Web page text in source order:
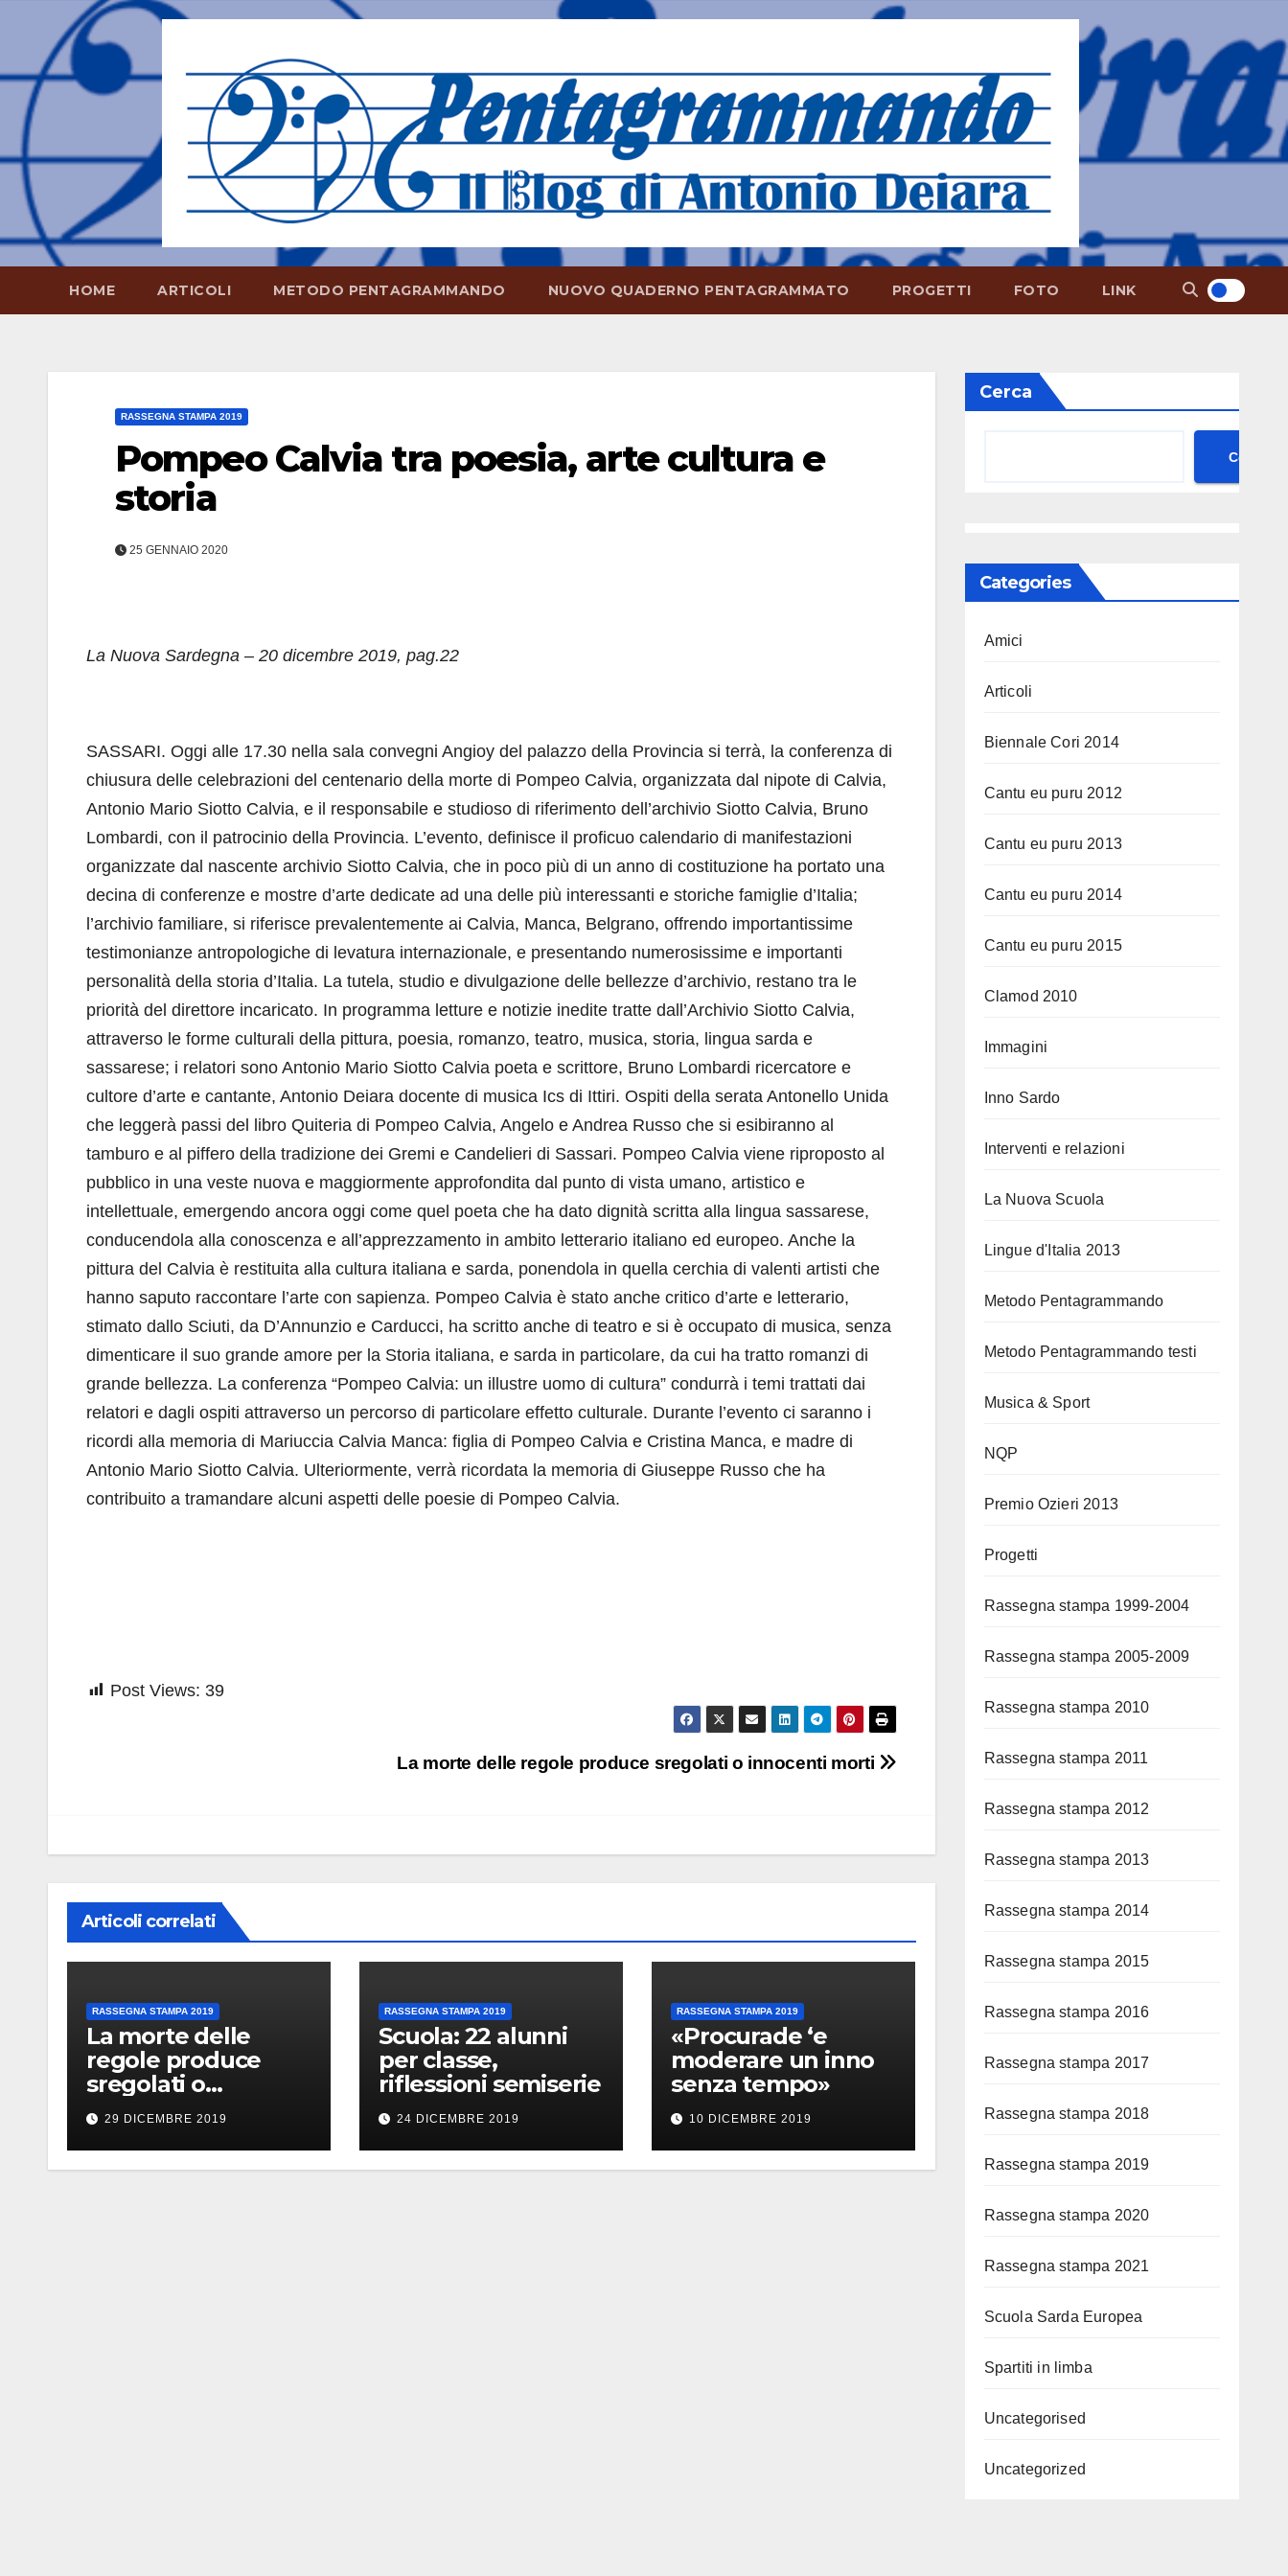
contenuto
HOME ARTICOLI METODO PENTAGRAMMANDO NUOVO QUADERNO PENTAGRAMMATO PROGETTI FOTO LINK
RASSEGNA STAMPA 2019
Pompeo Calvia tra poesia, arte cultura e
storia
25 GENNAIO 2020
La Nuova Sardegna – 20 dicembre 2019, pag.22
SASSARI. Oggi alle 17.30 nella sala convegni Angioy del palazzo della Provincia si terrà, la conferenza di
chiusura delle celebrazioni del centenario della morte di Pompeo Calvia, organizzata dal nipote di Calvia,
Antonio Mario Siotto Calvia, e il responsabile e studioso di riferimento dell’archivio Siotto Calvia, Bruno
Lombardi, con il patrocinio della Provincia. L’evento, definisce il proficuo calendario di manifestazioni
organizzate dal nascente archivio Siotto Calvia, che in poco più di un anno di costituzione ha portato una
decina di conferenze e mostre d’arte dedicate ad una delle più interessanti e storiche famiglie d’Italia;
l’archivio familiare, si riferisce prevalentemente ai Calvia, Manca, Belgrano, offrendo importantissime
testimonianze antropologiche di levatura internazionale, e presentando numerosissime e importanti
personalità della storia d’Italia. La tutela, studio e divulgazione delle bellezze d’archivio, restano tra le
priorità del direttore incaricato. In programma letture e notizie inedite tratte dall’Archivio Siotto Calvia,
attraverso le forme culturali della pittura, poesia, romanzo, teatro, musica, storia, lingua sarda e
sassarese; i relatori sono Antonio Mario Siotto Calvia poeta e scrittore, Bruno Lombardi ricercatore e
cultore d’arte e cantante, Antonio Deiara docente di musica Ics di Ittiri. Ospiti della serata Antonello Unida
che leggerà passi del libro Quiteria di Pompeo Calvia, Angelo e Andrea Russo che si esibiranno al
tamburo e al piffero della tradizione dei Gremi e Candelieri di Sassari. Pompeo Calvia viene riproposto al
pubblico in una veste nuova e maggiormente approfondita dal punto di vista umano, artistico e
intellettuale, emergendo ancora oggi come quel poeta che ha dato dignità scritta alla lingua sassarese,
conducendola alla conoscenza e all’apprezzamento in ambito letterario italiano ed europeo. Anche la
pittura del Calvia è restituita alla cultura italiana e sarda, ponendola in quella cerchia di valenti artisti che
hanno saputo raccontare l’arte con sapienza. Pompeo Calvia è stato anche critico d’arte e letterario,
stimato dallo Sciuti, da D’Annunzio e Carducci, ha scritto anche di teatro e si è occupato di musica, senza
dimenticare il suo grande amore per la Storia italiana, e sarda in particolare, da cui ha tratto romanzi di
grande bellezza. La conferenza “Pompeo Calvia: un illustre uomo di cultura” condurrà i temi trattati dai
relatori e dagli ospiti attraverso un percorso di particolare effetto culturale. Durante l’evento ci saranno i
ricordi alla memoria di Mariuccia Calvia Manca: figlia di Pompeo Calvia e Cristina Manca, e madre di
Antonio Mario Siotto Calvia. Ulteriormente, verrà ricordata la memoria di Giuseppe Russo che ha
contribuito a tramandare alcuni aspetti delle poesie di Pompeo Calvia.
Post Views: 39
La morte delle regole produce sregolati o innocenti morti
Articoli correlati
RASSEGNA STAMPA 2019
La morte delle
regole produce
sregolati o
innocenti morti
29 DICEMBRE 2019
RASSEGNA STAMPA 2019
Scuola: 22 alunni
per classe,
riflessioni semiserie
24 DICEMBRE 2019
RASSEGNA STAMPA 2019
«Procurade ‘e
moderare un inno
senza tempo»
10 DICEMBRE 2019
Cerca
Cerca
Categories
Amici
Articoli
Biennale Cori 2014
Cantu eu puru 2012
Cantu eu puru 2013
Cantu eu puru 2014
Cantu eu puru 2015
Clamod 2010
Immagini
Inno Sardo
Interventi e relazioni
La Nuova Scuola
Lingue d'Italia 2013
Metodo Pentagrammando
Metodo Pentagrammando testi
Musica & Sport
NQP
Premio Ozieri 2013
Progetti
Rassegna stampa 1999-2004
Rassegna stampa 2005-2009
Rassegna stampa 2010
Rassegna stampa 2011
Rassegna stampa 2012
Rassegna stampa 2013
Rassegna stampa 2014
Rassegna stampa 2015
Rassegna stampa 2016
Rassegna stampa 2017
Rassegna stampa 2018
Rassegna stampa 2019
Rassegna stampa 2020
Rassegna stampa 2021
Scuola Sarda Europea
Spartiti in limba
Uncategorised
Uncategorized